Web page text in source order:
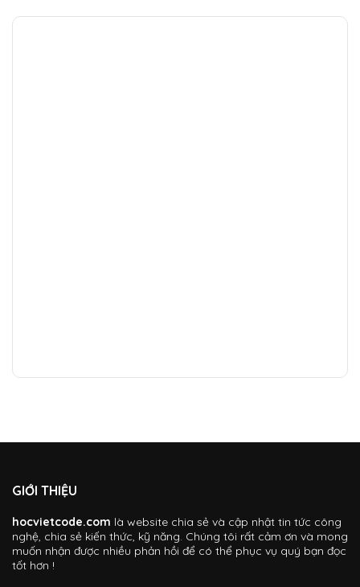
GIỚI THIỆU
hocvietcode.com là website chia sẻ và cập nhật tin tức công
nghệ, chia sẻ kiến thức, kỹ năng. Chúng tôi rất cảm ơn và mong
muốn nhận được nhiều phản hồi để có thể phục vụ quý bạn đọc
tốt hơn !